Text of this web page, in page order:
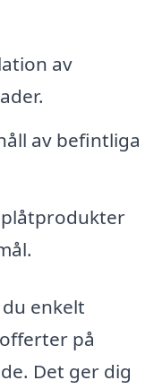
av
av befintliga
plåtprodukter
enkelt
på
Det ger dig